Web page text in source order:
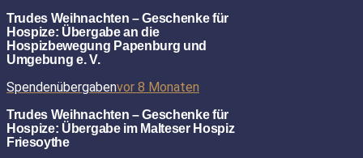
Trudes Weihnachten – Geschenke für
Hospize: Übergabe an die
Hospizbewegung Papenburg und
Umgebung e. V.
Spendenübergabenvor 8 Monaten
Trudes Weihnachten – Geschenke für
Hospize: Übergabe im Malteser Hospiz
Friesoythe